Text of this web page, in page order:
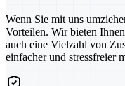
Wenn Sie mit uns
Vorteilen. Wir bieten
auch eine Vielzahl von
einfacher und stressfreier